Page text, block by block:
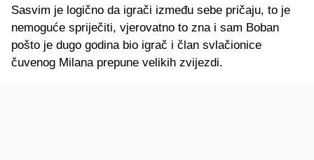
Sasvim je logično da igrači između sebe pričaju, to je
nemoguće spriječiti, vjerovatno to zna i sam Boban
pošto je dugo godina bio igrač i član svlačionice
čuvenog Milana prepune velikih zvijezdi.